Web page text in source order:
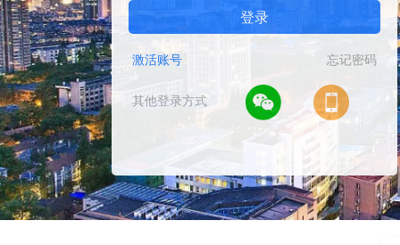
激活账号 忘记密码
其他登录方式